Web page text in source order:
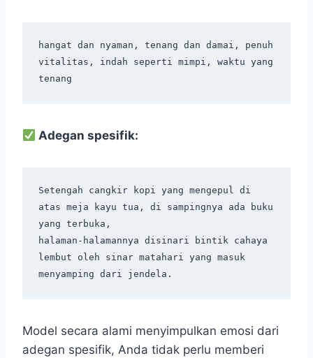
hangat dan nyaman, tenang dan damai, penuh
vitalitas, indah seperti mimpi, waktu yang
Adegan spesifik:
Setengah cangkir kopi yang mengepul di
atas meja kayu tua, di sampingnya ada buku
yang terbuka,
halaman-halamannya disinari bintik cahaya
lembut oleh sinar matahari yang masuk
Model secara alami menyimpulkan emosi dari
adegan spesifik, Anda tidak perlu memberi